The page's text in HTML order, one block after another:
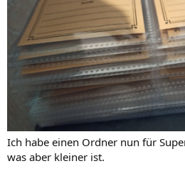
Ich habe einen Ordner nun für
was aber kleiner ist.